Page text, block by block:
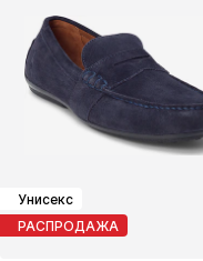
Унисекс
РАСПРОДАЖА